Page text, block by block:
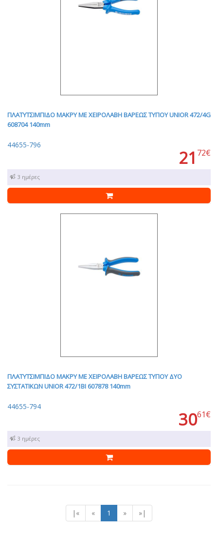
ΠΛΑΤΥΤΣΙΜΠΙΔΟ ΜΑΚΡΥ ΜΕ ΧΕΙΡΟΛΑΒΗ ΒΑΡΕΩΣ ΤΥΠΟΥ UNIOR 472/4G
608704 140mm
44655-796
21 72€
1 - 3 ημέρες
ΠΛΑΤΥΤΣΙΜΠΙΔΟ ΜΑΚΡΥ ΜΕ ΧΕΙΡΟΛΑΒΗ ΒΑΡΕΩΣ ΤΥΠΟΥ ΔΥΟ
ΣΥΣΤΑΤΙΚΩΝ UNIOR 472/1BI 607878 140mm
44655-794
3061€
1 - 3 ημέρες
|« « 1 » »|